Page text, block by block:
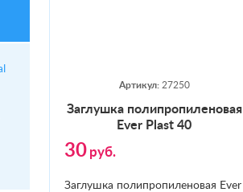
Артикул: 27250
Заг­лушка по­лип­ро­пиле­новая
Ever Plast 40
30 руб.
Заглушка полипропиленовая Ever